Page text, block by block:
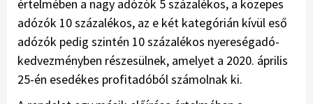
értelmében a nagy adózók 5 százalékos, a közepes
adózók 10 százalékos, az e két kategórián kívül eső
adózók pedig szintén 10 százalékos nyereségadó-
kedvezményben részesülnek, amelyet a 2020. április
25-én esedékes profitadóból számolnak ki.